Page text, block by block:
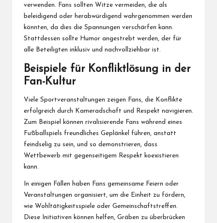
verwenden. Fans sollten Witze vermeiden, die als
beleidigend oder herabwürdigend wahrgenommen werden
könnten, da dies die Spannungen verschärfen kann.
Stattdessen sollte Humor angestrebt werden, der für
alle Beteiligten inklusiv und nachvollziehbar ist.
Beispiele für Konfliktlösung in der
Fan-Kultur
Viele Sportveranstaltungen zeigen Fans, die Konflikte
erfolgreich durch Kameradschaft und Respekt navigieren.
Zum Beispiel können rivalisierende Fans während eines
Fußballspiels freundliches Geplänkel führen, anstatt
feindselig zu sein, und so demonstrieren, dass
Wettbewerb mit gegenseitigem Respekt koexistieren
kann.
In einigen Fällen haben Fans gemeinsame Feiern oder
Veranstaltungen organisiert, um die Einheit zu fördern,
wie Wohltätigkeitsspiele oder Gemeinschaftstreffen.
Diese Initiativen können helfen, Gräben zu überbrücken